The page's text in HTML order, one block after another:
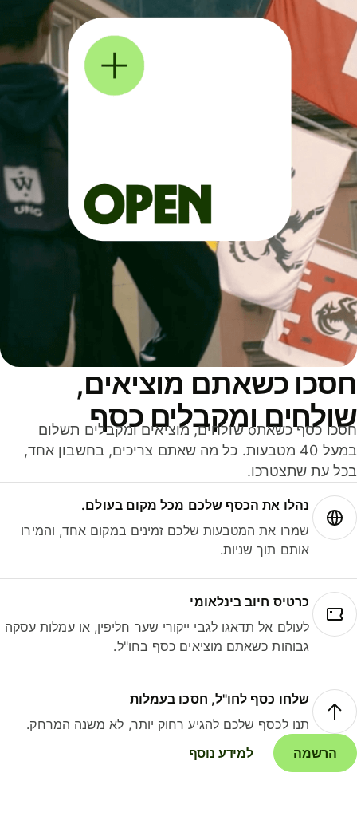
כשאתם מוציאים,
ומקבלים כסף
חסכו כסף כשאתo שולחים, מוציאים ומקבלים תשלום
במעל 40 מטבעות. כל מה שאתם צריכים, בחשבון אחד,
עת שתצטרכו.
נהלו את הכסף שלכם מכל מקום בעולם.
שמרו את המטבעות שלכם זמינים במקום אחד, והמירו
אותם תוך שניות.
כרטיס חיוב בינלאומי
לעולם אל תדאגו לגבי ייקורי שער חליפין, או עמלות עסקה
גבוהות כשאתם מוציאים כסף בחו"ל.
שלחו כסף לחו"ל, חסכו בעמלות
תנו לכסף שלכם להגיע רחוק יותר, לא משנה המרחק.
הרשמה
למידע נוסף